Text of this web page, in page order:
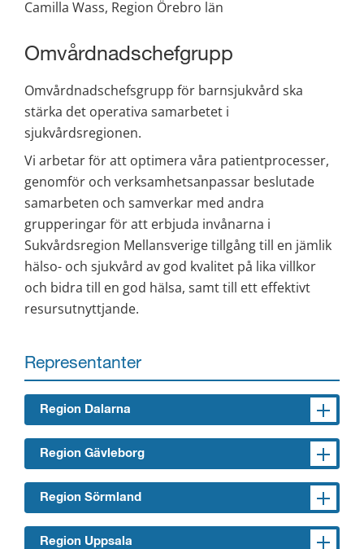
Camilla Wass, Region Örebro län
Omvårdnadschefgrupp
Omvårdnadschefsgrupp för barnsjukvård ska
stärka det operativa samarbetet i
sjukvårdsregionen.
Vi arbetar för att optimera våra patientprocesser,
genomför och verksamhetsanpassar beslutade
samarbeten och samverkar med andra
grupperingar för att erbjuda invånarna i
Sukvårdsregion Mellansverige tillgång till en jämlik
hälso- och sjukvård av god kvalitet på lika villkor
och bidra till en god hälsa, samt till ett effektivt
resursutnyttjande.
Representanter
Region Dalarna
Region Gävleborg
Region Sörmland
Region Uppsala